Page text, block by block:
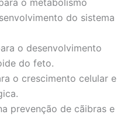
do sistema
o desenvolvimento
do feto.
o crescimento celular e
prevenção de cãibras e